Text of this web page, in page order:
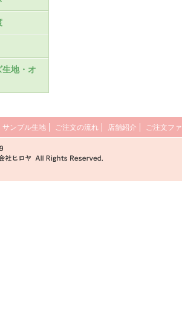
生地・オ
サンプル生地 ご注文の流れ 店舗紹介 ご注文フ